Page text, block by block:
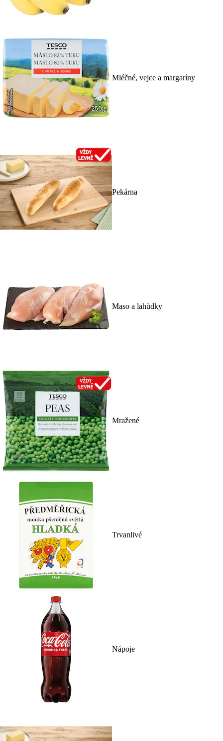
Mléčné, vejce a margaríny
Pekárna
Maso a lahůdky
Mražené
Trvanlivé
Nápoje